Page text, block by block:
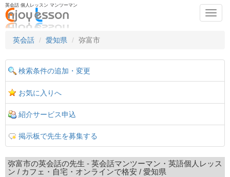
英会話 個人レッスン マンツーマン
英会話
愛知県 弥富市
検索条件の追加・変更
お気に入りへ
紹介サービス申込
掲示板で先生を募集する
弥富市の英会話の先生 - 英会話マンツーマン・英語個人レッス
ン / カフェ・自宅・オンラインで格安 / 愛知県